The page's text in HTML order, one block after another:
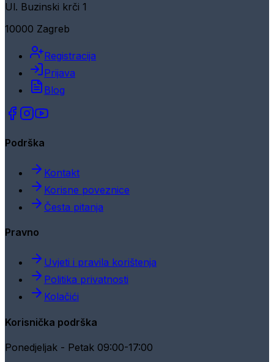
Ul. Buzinski krči 1
10000 Zagreb
Registracija
Prijava
Blog
Podrška
Kontakt
Korisne poveznice
Česta pitanja
Pravno
Uvjeti i pravila korištenja
Politika privatnosti
Kolačići
Korisnička podrška
Ponedjeljak - Petak 09:00-17:00